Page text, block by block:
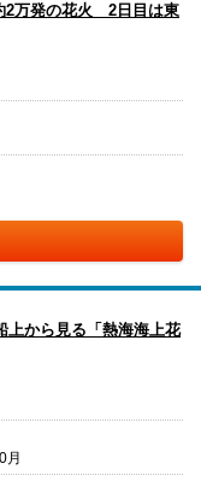
2万発の花火 2日目は東
上から見る「熱海海上花
月